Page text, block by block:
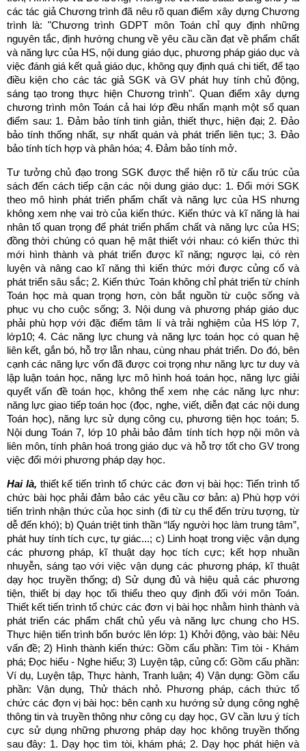
các tác giả Chương trình đã nêu rõ quan điểm xây dựng Chương
trình là: "Chương trình GDPT môn Toán chỉ quy định những
nguyên tắc, định hướng chung về yêu cầu cần đạt về phẩm chất
và năng lực của HS, nội dung giáo dục, phương pháp giáo dục và
việc đánh giá kết quả giáo dục, không quy định quá chi tiết, để tạo
điều kiện cho các tác giả SGK và GV phát huy tính chủ động,
sáng tạo trong thực hiện Chương trình". Quan điểm xây dựng
chương trình môn Toán cả hai lớp đều nhấn mạnh một số quan
điểm sau: 1. Đảm bảo tính tinh giản, thiết thực, hiện đại; 2. Đảo
bảo tính thống nhất, sự nhất quán và phát triển liên tục; 3. Đảo
bảo tính tích hợp và phân hóa; 4. Đảm bảo tính mở.
Tư tưởng chủ đạo trong SGK được thể hiện rõ từ cấu trúc của
sách đến cách tiếp cận các nội dung giáo dục: 1. Đổi mới SGK
theo mô hình phát triển phẩm chất và năng lực của HS nhưng
không xem nhẹ vai trò của kiến thức. Kiến thức và kĩ năng là hai
nhân tố quan trọng để phát triển phẩm chất và năng lực của HS;
đồng thời chúng có quan hệ mật thiết với nhau: có kiến thức thì
mới hình thành và phát triển được kĩ năng; ngược lại, có rèn
luyện và nâng cao kĩ năng thì kiến thức mới được củng cố và
phát triển sâu sắc; 2. Kiến thức Toán không chỉ phát triển từ chính
Toán học mà quan trọng hơn, còn bắt nguồn từ cuộc sống và
phục vụ cho cuộc sống; 3. Nội dung và phương pháp giáo dục
phải phù hợp với đặc điểm tâm lí và trải nghiệm của HS lớp 7,
lớp10; 4. Các năng lực chung và năng lực toán học có quan hệ
liên kết, gắn bó, hỗ trợ lẫn nhau, cùng nhau phát triển. Do đó, bên
cạnh các năng lực vốn đã được coi trọng như năng lực tư duy và
lập luận toán học, năng lực mô hình hoá toán học, năng lực giải
quyết vấn đề toán học, không thể xem nhẹ các năng lực như:
năng lực giao tiếp toán học (đọc, nghe, viết, diễn đạt các nội dung
Toán học), năng lực sử dụng công cụ, phương tiện học toán; 5.
Nội dung Toán 7, lớp 10 phải bảo đảm tính tích hợp nội môn và
liên môn, tính phân hoá trong giáo dục và hỗ trợ tốt cho GV trong
việc đổi mới phương pháp dạy học.
Hai là, thiết kế tiến trình tổ chức các đơn vị bài học: Tiến trình tổ
chức bài học phải đảm bảo các yêu cầu cơ bản: a) Phù hợp với
tiến trình nhận thức của học sinh (đi từ cụ thể đến trừu tượng, từ
dễ đến khó); b) Quán triệt tinh thần “lấy người học làm trung tâm”,
phát huy tính tích cực, tự giác...; c) Linh hoạt trong việc vận dụng
các phương pháp, kĩ thuật dạy học tích cực; kết hợp nhuần
nhuyễn, sáng tạo với việc vận dụng các phương pháp, kĩ thuật
dạy học truyền thống; d) Sử dụng đủ và hiệu quả các phương
tiện, thiết bị dạy học tối thiểu theo quy định đối với môn Toán.
Thiết kết tiến trình tổ chức các đơn vị bài học nhằm hình thành và
phát triển các phẩm chất chủ yếu và năng lực chung cho HS.
Thực hiện tiến trình bốn bước lên lớp: 1) Khởi động, vào bài: Nêu
vấn đề; 2) Hình thành kiến thức: Gồm cấu phần: Tìm tòi - Khám
phá; Đọc hiểu - Nghe hiểu; 3) Luyện tập, củng cố: Gồm cấu phần:
Ví dụ, Luyện tập, Thực hành, Tranh luận; 4) Vận dụng: Gồm cấu
phần: Vận dụng, Thử thách nhỏ. Phương pháp, cách thức tổ
chức các đợn vị bài học: bên cạnh xu hướng sử dụng công nghệ
thông tin và truyền thông như công cụ dạy học, GV cần lưu ý tích
cực sử dụng những phương pháp dạy học không truyền thống
sau đây: 1. Dạy học tìm tòi, khám phá; 2. Dạy học phát hiện và